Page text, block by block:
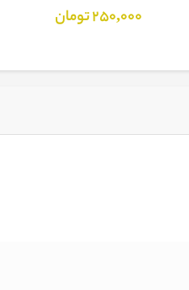
250,000 تومان